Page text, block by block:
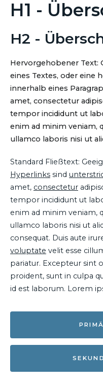
H1 -
H2 -
Hervorgehobener Text:
eines Textes, oder eine
innerhalb eines
amet, consectetur
tempor incididunt ut
enim ad minim veniam,
ullamco laboris nisi ut
Standard Fließtext:
Hyperlinks sind
amet, consectetur
tempor incididunt ut
enim ad minim veniam,
ullamco laboris nisi ut
consequat. Duis aute
voluptate velit esse
pariatur. Excepteur sint
proident, sunt in culpa
id est laborum. Lorem